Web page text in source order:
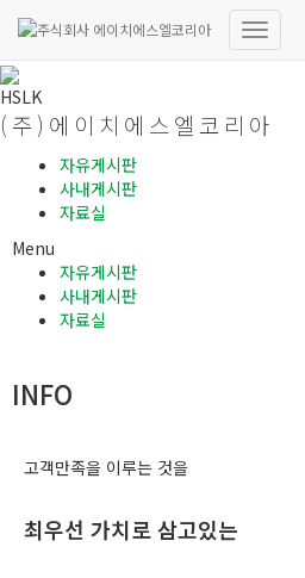
내
이
HSLK
(주)에이치에스엘코리아
자유게시판
사내게시판
자료실
Menu
자유게시판
사내게시판
자료실
INFO
고객만족을 이루는 것을
최우선 가치로 삼고있는